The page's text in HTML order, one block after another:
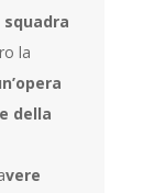
la
della
vere